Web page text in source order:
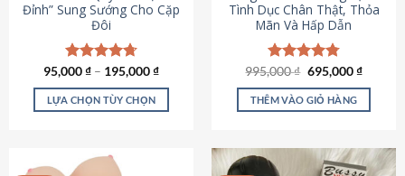
Đỉnh” Sung Sướng Cho Cặp
Đôi
Được xếp
hạng4.70
5 sao
95,000₫ – 195,000₫
LỰA CHỌN TÙY CHỌN
này
Tình Dục Chân Thật, Thỏa
Mãn Và Hấp Dẫn
Được xếp
hạng4.80
5 sao
995,000₫ Giá
là:
995,000 ₫.
695,000₫Giá
tại
THÊM VÀO GIỎ HÀNG